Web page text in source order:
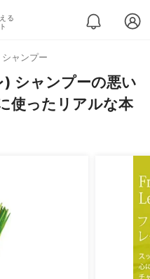
る
シャンプー
シャンプーの悪い
使ったリアルな本